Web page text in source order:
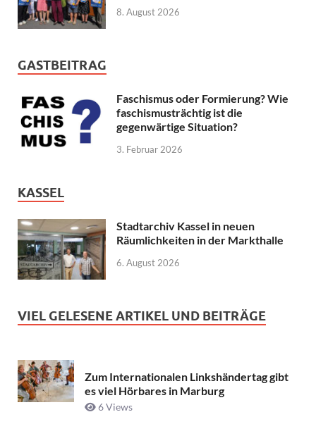
8. August 2026
GASTBEITRAG
Faschismus oder Formierung? Wie
faschismusträchtig ist die
gegenwärtige Situation?
3. Februar 2026
KASSEL
Stadtarchiv Kassel in neuen
Räumlichkeiten in der Markthalle
6. August 2026
VIEL GELESENE ARTIKEL UND BEITRÄGE
Zum Internationalen Linkshändertag gibt
es viel Hörbares in Marburg
6 Views